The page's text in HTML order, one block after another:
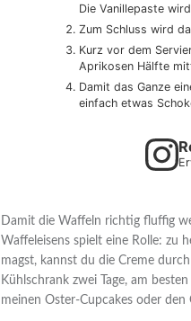
Die Vanillepaste
Zum Schluss wird
Kurz vor dem
Aprikosen Hälfte
Damit das Ganze
einfach etwas
Damit die Waffeln richtig fluffig
Waffeleisens spielt eine Rolle: zu
magst, kannst du die Creme
Kühlschrank zwei Tage, am
meinen Oster-Cupcakes oder den